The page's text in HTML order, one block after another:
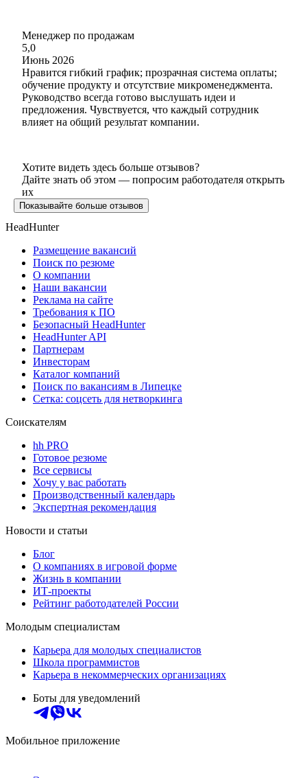
Менеджер по продажам
5,0
Июнь 2026
Нравится гибкий график; прозрачная система оплаты;
обучение продукту и отсутствие микроменеджмента.
Руководство всегда готово выслушать идеи и
предложения. Чувствуется, что каждый сотрудник
влияет на общий результат компании.
Хотите видеть здесь больше отзывов?
Дайте знать об этом — попросим работодателя открыть
их
Показывайте больше отзывов
HeadHunter
Размещение вакансий
Поиск по резюме
О компании
Наши вакансии
Реклама на сайте
Требования к ПО
Безопасный HeadHunter
HeadHunter API
Партнерам
Инвесторам
Каталог компаний
Поиск по вакансиям в Липецке
Сетка: соцсеть для нетворкинга
Соискателям
hh PRO
Готовое резюме
Все сервисы
Хочу у вас работать
Производственный календарь
Экспертная рекомендация
Новости и статьи
Блог
О компаниях в игровой форме
Жизнь в компании
ИТ-проекты
Рейтинг работодателей России
Молодым специалистам
Карьера для молодых специалистов
Школа программистов
Карьера в некоммерческих организациях
Боты для уведомлений
Мобильное приложение